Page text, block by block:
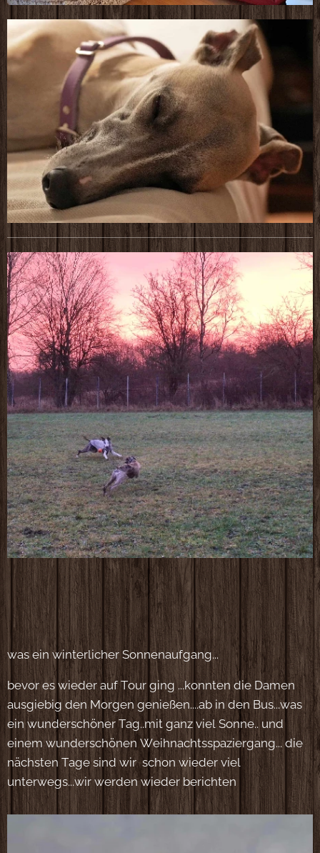
was ein winterlicher Sonnenaufgang...
bevor es wieder auf Tour ging ...konnten die Damen
ausgiebig den Morgen genießen....ab in den Bus...was
ein wunderschöner Tag..mit ganz viel Sonne.. und
einem wunderschönen Weihnachtsspaziergang... die
nächsten Tage sind wir schon wieder viel
unterwegs...wir werden wieder berichten